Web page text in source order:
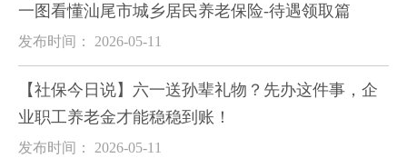
一图看懂汕尾市城乡居民养老保险-待遇领取篇
发布时间： 2026-05-11
【社保今日说】六一送孙辈礼物？先办这件事，企
业职工养老金才能稳稳到账！
发布时间： 2026-05-11